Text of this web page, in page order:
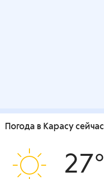
Погода в Карасу сейчас
27°